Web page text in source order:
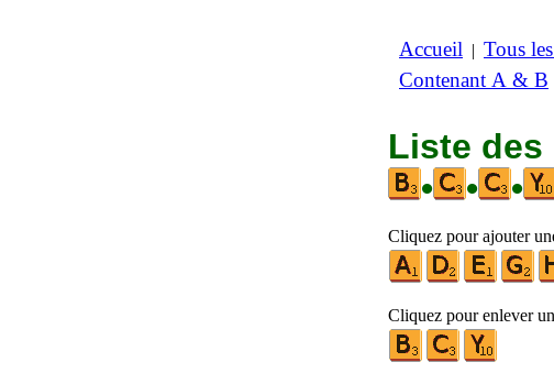
Accueil | Tous
Contenant A & B
Liste des
•
• •
Cliquez pour ajouter
Cliquez pour enlever